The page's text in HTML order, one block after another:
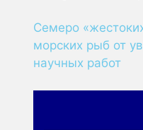
Семеро
морских рыб от
научных работ